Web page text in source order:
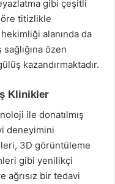
gibi çeşitli
titizlikle
alanında da
özen
kazandırmaktadır.
Klinikler
ile donatılmış
deneyimini
3D görüntüleme
gibi yenilikçi
ağrısız bir tedavi